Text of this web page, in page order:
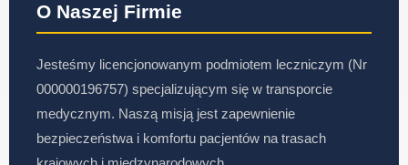
O Naszej Firmie
Jesteśmy licencjonowanym podmiotem leczniczym (Nr
000000196757) specjalizującym się w transporcie
medycznym. Naszą misją jest zapewnienie
bezpieczeństwa i komfortu pacjentów na trasach